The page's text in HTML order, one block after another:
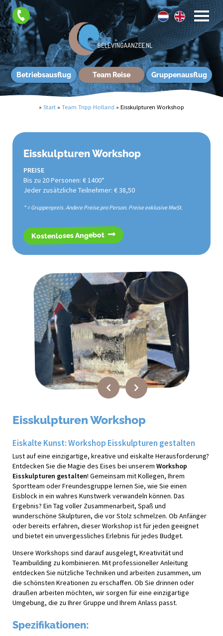
Betriebsausflug Team Reise Gruppenausflug
» Start » Team Tripp Holland » Eisskulpturen Workshop
Eisskulpturen Workshop
PREISE
Bis zu 20 Personen: € 1400*
Jeder zusätzliche Teilnehmer: € 38,50
* = Gruppenpreis. Andere Preise pro Person. Preise exklusive MwSt.
Kostenloses Angebot
Eisskulpturen Workshop
Eiskalte Kunst: Workshop Eisskulpturen gestalten
Lust auf eine einzigartige, kreative und eiskalte Herausforderung?
Entdecken Sie die Magie des Eises bei unserem Workshop
Eisskulpturen gestalten! Gemeinsam mit Kollegen, Ihrem
Sportteam oder Freundesgruppe lernen Sie, wie Sie einen
Eisblock in ein wahres Kunstwerk verwandeln können. Das
Ergebnis? Ein Tag voller Zusammenarbeit, Spaß und
wunderschöne Skulpturen, die vor Stolz schmelzen. Ob Anfänger
oder bereits erfahren, dieser Workshop ist für jeden geeignet
und bietet ein unvergessliches Erlebnis für jedes Budget.
Unsere Workshops sind darauf ausgelegt, Kreativität und
Teambuilding zu kombinieren. Mit professioneller Anleitung
entdecken Sie nützliche Techniken und arbeiten zusammen, um
die schönsten Kreationen zu erschaffen. Ob Sie drinnen oder
draußen arbeiten möchten, wir sorgen für eine einzigartige
Umgebung, die zu Ihrer Gruppe und Ihrem Anlass passt.
Spezifikationen: